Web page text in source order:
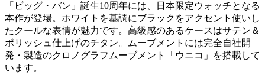
「ビッグ・バン」誕生10周年には、日本限定ウォッチとなる
本作が登場。ホワイトを基調にブラックをアクセント使いし
たクールな表情が魅力です。高級感のあるケースはサテン＆
ポリッシュ仕上げのチタン。ムーブメントには完全自社開
発・製造のクロノグラフムーブメント「ウニコ」を搭載して
います。